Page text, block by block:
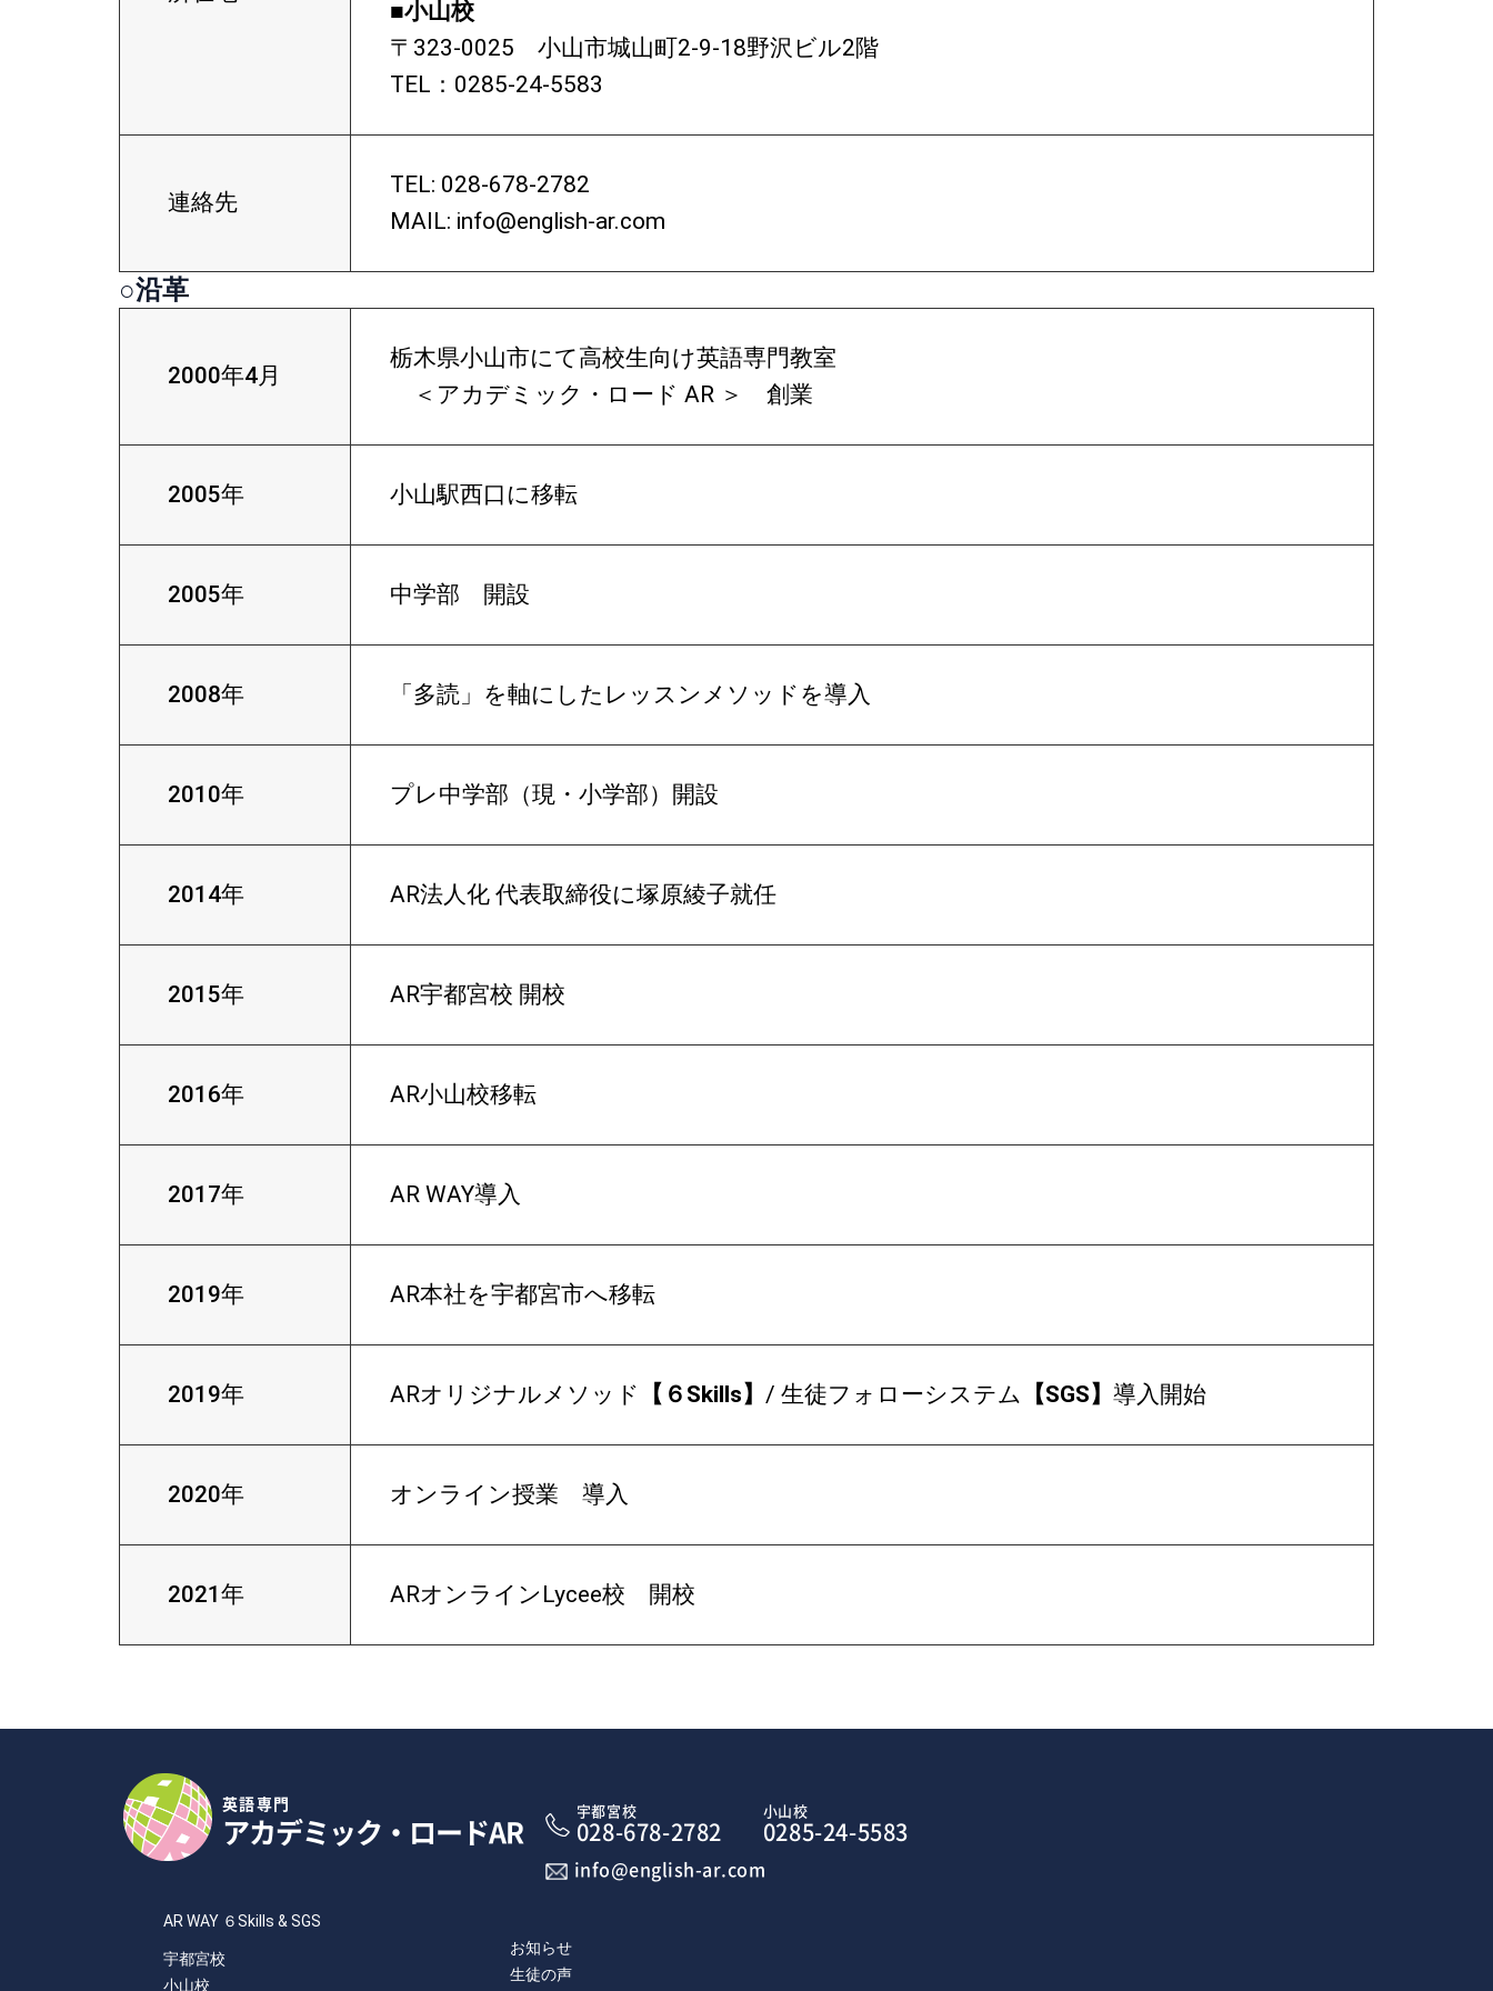
■小山校
〒323-0025 小山市城山町2-9-18野沢ビル2階
TEL：0285-24-5583
連絡先
TEL: 028-678-2782
MAIL: info@english-ar.com
○沿革
2000年4月
栃木県小山市にて高校生向け英語専門教室
＜アカデミック・ロード AR ＞ 創業
2005年 小山駅西口に移転
2005年 中学部 開設
2008年 「多読」を軸にしたレッスンメソッドを導入
2010年 プレ中学部（現・小学部）開設
2014年 AR法人化 代表取締役に塚原綾子就任
2015年 AR宇都宮校 開校
2016年 AR小山校移転
2017年 AR WAY導入
2019年 AR本社を宇都宮市へ移転
2019年 ARオリジナルメソッド 【６Skills】 / 生徒フォローシステム 【SGS】 導入開始
2020年 オンライン授業 導入
2021年 ARオンラインLycee校 開校
英語専門
アカデミック・ロードAR
宇都宮校
028-678-2782
小山校
0285-24-5583
info@english-ar.com
AR WAY ６Skills & SGS
宇都宮校
小山校
お知らせ
生徒の声